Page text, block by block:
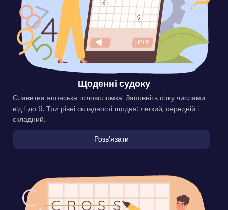
Щоденні судоку
Славетна японська головоломка. Заповніть сітку числами
від 1 до 9. Три рівні складності щодня: легкий, середній і
складний.
Розвʼязати